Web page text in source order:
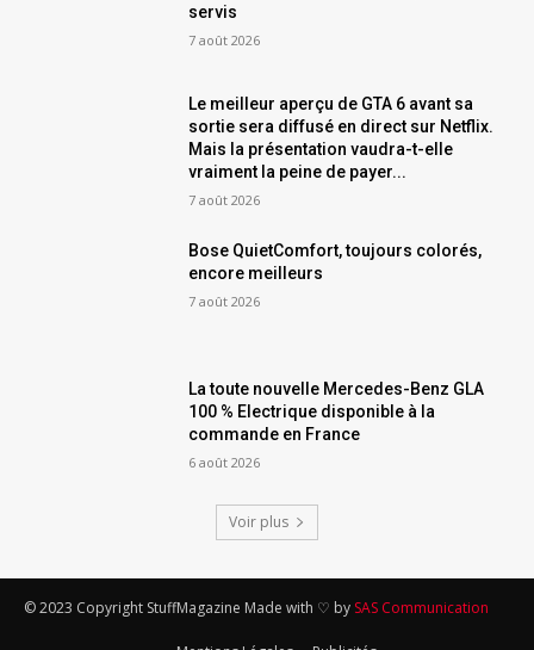
servis
7 août 2026
Le meilleur aperçu de GTA 6 avant sa
sortie sera diffusé en direct sur Netflix.
Mais la présentation vaudra-t-elle
vraiment la peine de payer...
7 août 2026
Bose QuietComfort, toujours colorés,
encore meilleurs
7 août 2026
La toute nouvelle Mercedes-Benz GLA
100 % Electrique disponible à la
commande en France
6 août 2026
Voir plus
© 2023 Copyright StuffMagazine Made with ♡ by SAS Communication